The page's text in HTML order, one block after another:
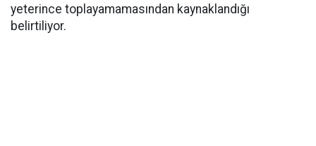
yeterince toplayamamasından kaynaklandığı
belirtiliyor.